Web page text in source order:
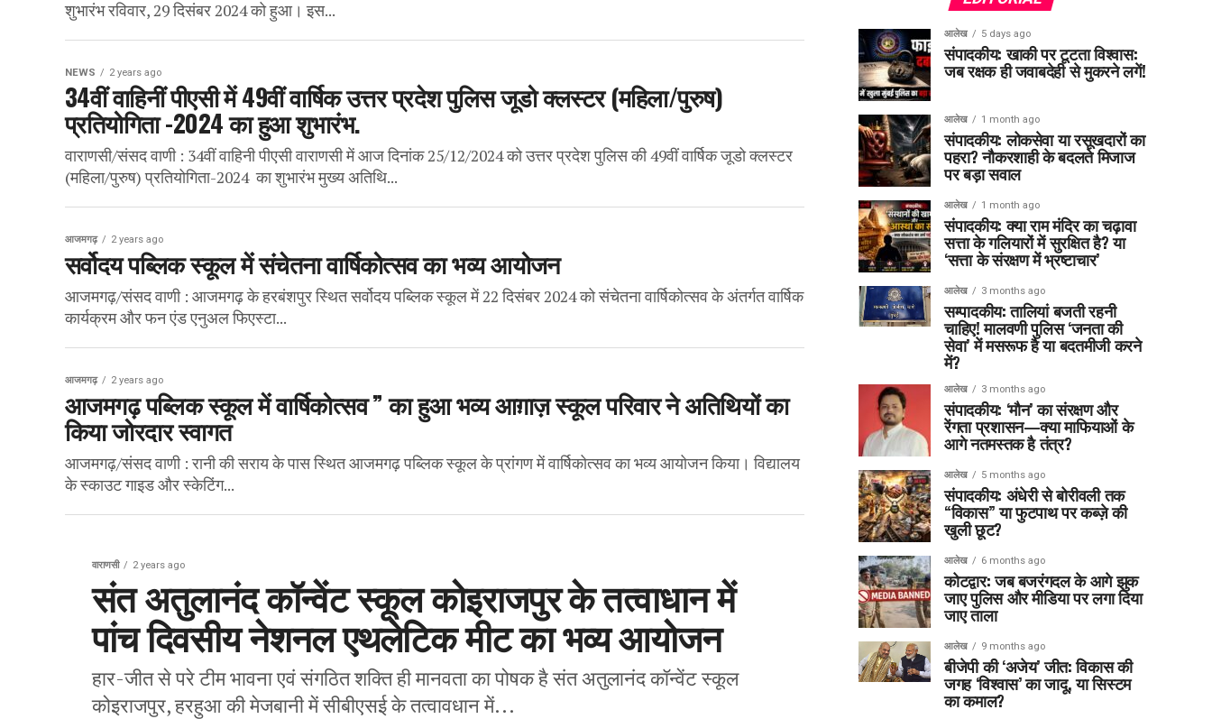
शुभारंभ रविवार, 29 दिसंबर 2024 को हुआ। इस...
NEWS 2 years ago
34वीं वाहिनीं पीएसी में 49वीं वार्षिक उत्तर प्रदेश पुलिस जूडो क्लस्टर (महिला/पुरुष)
प्रतियोगिता -2024 का हुआ शुभारंभ.
वाराणसी/संसद वाणी : 34वीं वाहिनी पीएसी वाराणसी में आज दिनांक 25/12/2024 को उत्तर प्रदेश पुलिस की 49वीं वार्षिक जूडो क्लस्टर
(महिला/पुरुष) प्रतियोगिता-2024 का शुभारंभ मुख्य अतिथि...
आजमगढ़ 2 years ago
सर्वोदय पब्लिक स्कूल में संचेतना वार्षिकोत्सव का भव्य आयोजन
आजमगढ़/संसद वाणी : आजमगढ़ के हरबंशपुर स्थित सर्वोदय पब्लिक स्कूल में 22 दिसंबर 2024 को संचेतना वार्षिकोत्सव के अंतर्गत वार्षिक
कार्यक्रम और फन एंड एनुअल फिएस्टा...
आजमगढ़ 2 years ago
आजमगढ़ पब्लिक स्कूल में वार्षिकोत्सव ” का हुआ भव्य आग़ाज़ स्कूल परिवार ने अतिथियों का
किया जोरदार स्वागत
आजमगढ़/संसद वाणी : रानी की सराय के पास स्थित आजमगढ़ पब्लिक स्कूल के प्रांगण में वार्षिकोत्सव का भव्य आयोजन किया। वि‌द्यालय
के स्काउट गाइड और स्केटिंग...
वाराणसी 2 years ago
संत अतुलानंद कॉन्वेंट स्कूल कोइराजपुर के तत्वाधान में
पांच दिवसीय नेशनल एथलेटिक मीट का भव्य आयोजन
हार-जीत से परे टीम भावना एवं संगठित शक्ति ही मानवता का पोषक है संत अतुलानंद कॉन्वेंट स्कूल
कोइराजपुर, हरहुआ की मेजबानी में सीबीएसई के तत्वावधान में...
आलेख 5 days ago
संपादकीय: खाकी पर टूटता विश्वास:
जब रक्षक ही जवाबदेही से मुकरने लगें!
आलेख 1 month ago
संपादकीय: लोकसेवा या रसूखदारों का
पहरा? नौकरशाही के बदलते मिजाज
पर बड़ा सवाल
आलेख 1 month ago
संपादकीय: क्या राम मंदिर का चढ़ावा
सत्ता के गलियारों में सुरक्षित है? या
‘सत्ता के संरक्षण में भ्रष्टाचार’
आलेख 3 months ago
सम्पादकीय: तालियां बजती रहनी
चाहिए! मालवणी पुलिस ‘जनता की
सेवा’ में मसरूफ है या बदतमीजी करने
में?
आलेख 3 months ago
संपादकीय: ‘मौन’ का संरक्षण और
रेंगता प्रशासन—क्या माफियाओं के
आगे नतमस्तक है तंत्र?
आलेख 5 months ago
संपादकीय: अंधेरी से बोरीवली तक
“विकास” या फुटपाथ पर कब्ज़े की
खुली छूट?
आलेख 6 months ago
कोटद्वार: जब बजरंगदल के आगे झुक
जाए पुलिस और मीडिया पर लगा दिया
जाए ताला
आलेख 9 months ago
बीजेपी की ‘अजेय’ जीत: विकास की
जगह ‘विश्वास’ का जादू, या सिस्टम
का कमाल?